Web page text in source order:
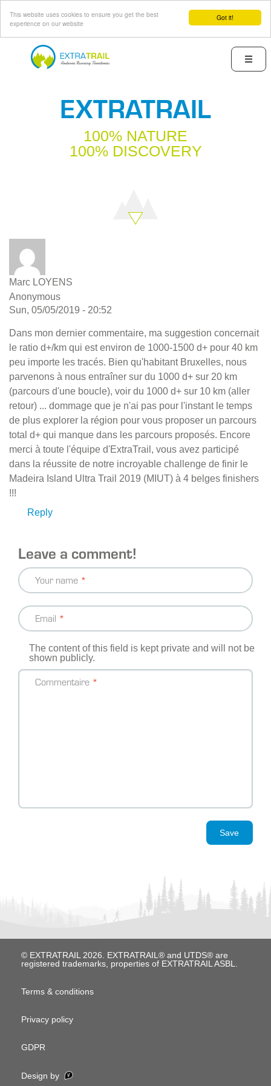
Got it!
This website uses cookies to ensure you get the best
experience on our website
Menu
EXTRATRAIL
100% NATURE
100% DISCOVERY
Marc LOYENS
Anonymous
Sun, 05/05/2019 - 20:52
Dans mon dernier commentaire, ma suggestion concernait
le ratio d+/km qui est environ de 1000-1500 d+ pour 40 km
peu importe les tracés. Bien qu'habitant Bruxelles, nous
parvenons à nous entraîner sur du 1000 d+ sur 20 km
(parcours d'une boucle), voir du 1000 d+ sur 10 km (aller
retour) ... dommage que je n'ai pas pour l'instant le temps
de plus explorer la région pour vous proposer un parcours
total d+ qui manque dans les parcours proposés. Encore
merci à toute l'équipe d'ExtraTrail, vous avez participé
dans la réussite de notre incroyable challenge de finir le
Madeira Island Ultra Trail 2019 (MIUT) à 4 belges finishers
!!!
Reply
Leave a comment!
Your name
Email
The content of this field is kept private and will not be
shown publicly.
Commentaire
Save
© EXTRATRAIL 2026. EXTRATRAIL® and UTDS® are
registered trademarks, properties of EXTRATRAIL ASBL.
M
Terms & conditions
Privacy policy
GDPR
Design by